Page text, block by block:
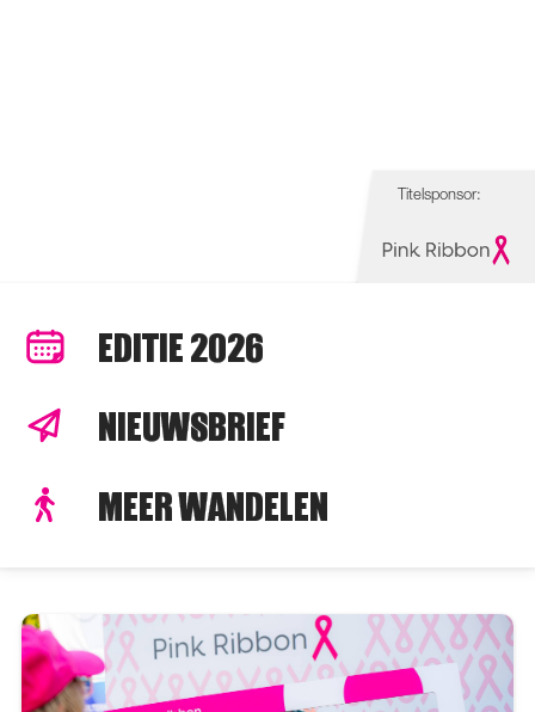
Titelsponsor:
EDITIE 2026
NIEUWSBRIEF
MEER WANDELEN